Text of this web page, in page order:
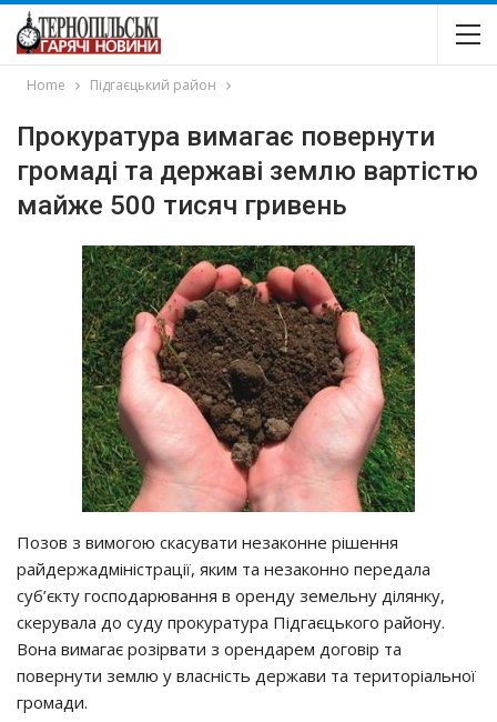
Home Підгаєцький район
Прокуратура вимагає повернути
громаді та державі землю вартістю
майже 500 тисяч гривень
Позов з вимогою скасувати незаконне рішення
райдержадміністрації, яким та незаконно передала
суб’єкту господарювання в оренду земельну ділянку,
скерувала до суду прокуратура Підгаєцького району.
Вона вимагає розірвати з орендарем договір та
повернути землю у власність держави та територіальної
громади.